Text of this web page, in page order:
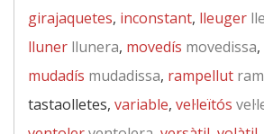
girajaquetes, inconstant, lleuger
lluner llunera, movedís movedissa,
mudadís mudadissa, rampellut
tastaolletes, variable, vel·leïtós